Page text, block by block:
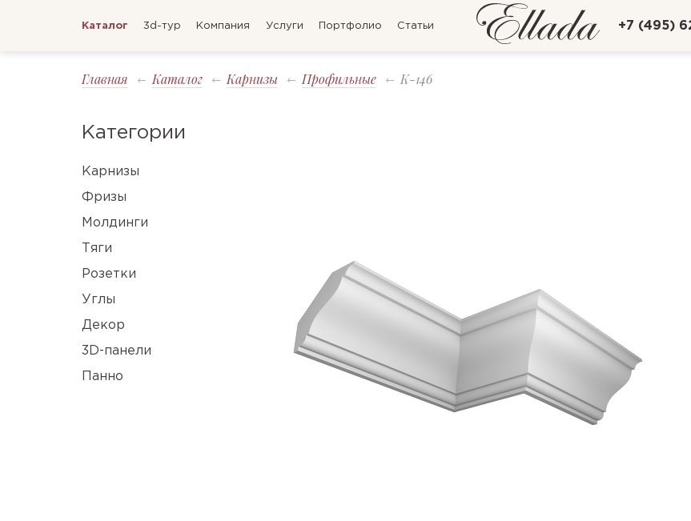
Каталог 3d-тур Компания Услуги Портфолио Статьи +7 (495)
Главная Каталог Карнизы Профильные K-146
Категории
Карнизы
Фризы
Молдинги
Тяги
Розетки
Углы
Декор
3D-панели
Панно